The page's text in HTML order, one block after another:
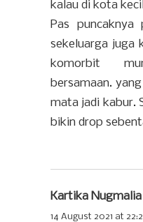
kalau di kota
Pas
sekeluarga juga
komorbit
bersamaan.
mata jadi kabur.
bikin drop
Kartika Nugmalia
14 August 2021 at